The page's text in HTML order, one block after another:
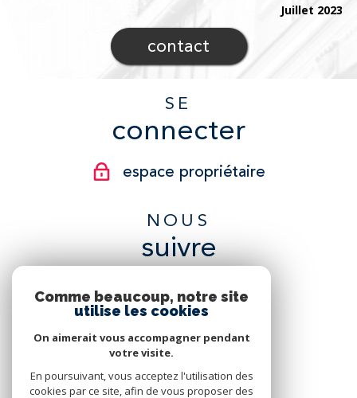
contact
Juillet 2023
SE
connecter
espace propriétaire
NOUS
suivre
NOUS
adhérons
Comme beaucoup, notre site
utilise les cookies
On aimerait vous accompagner pendant
votre visite.
En poursuivant, vous acceptez l'utilisation des
cookies par ce site, afin de vous proposer des